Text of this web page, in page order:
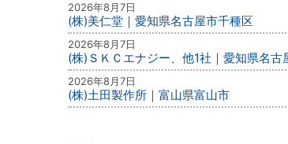
2026年8月7日
(株)美仁堂｜愛知県名古屋市千種区
2026年8月7日
(株)ＳＫＣエナジー、他1社｜愛知県名古
2026年8月7日
(株)土田製作所｜富山県富山市